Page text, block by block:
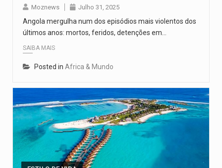
Moznews Julho 31, 2025
Angola mergulha num dos episódios mais violentos dos
últimos anos: mortos, feridos, detenções em…
SAIBA MAIS
Posted in Africa & Mundo